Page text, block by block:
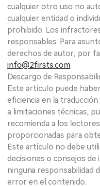
cualquier otro uso no
cualquier entidad o
prohibido. Los
responsables. Para
derechos de autor, por
info@2firsts.com
Descargo de
Este artículo puede
eficiencia en la
a limitaciones técnicas,
recomienda a los
proporcionadas para
Este artículo no debe
decisiones o consejos de
ninguna responsabilidad
error en el contenido.